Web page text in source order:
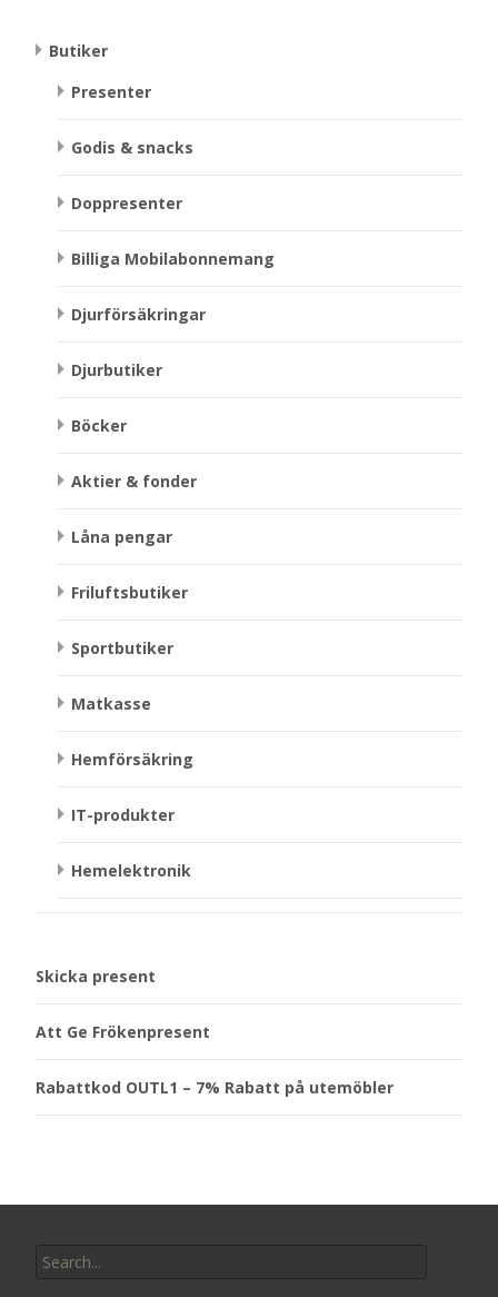
Butiker
Presenter
Godis & snacks
Doppresenter
Billiga Mobilabonnemang
Djurförsäkringar
Djurbutiker
Böcker
Aktier & fonder
Låna pengar
Friluftsbutiker
Sportbutiker
Matkasse
Hemförsäkring
IT-produkter
Hemelektronik
Skicka present
Att Ge Frökenpresent
Rabattkod OUTL1 – 7% Rabatt på utemöbler
for: